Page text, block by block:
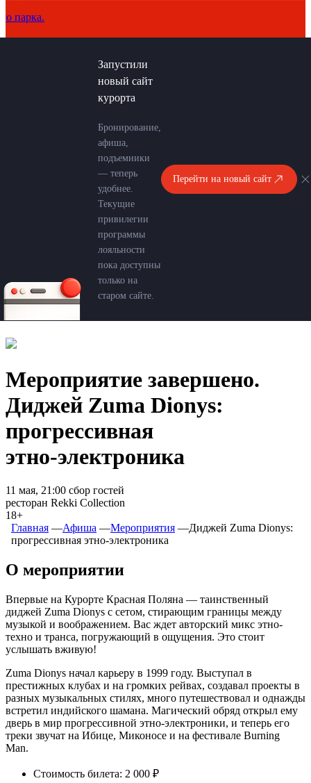
Запустили
новый сайт
курорта
Бронирование,
афиша,
подъемники
— теперь
удобнее.
Текущие
привилегии
программы
лояльности
пока доступны
только на
старом сайте.
Перейти на новый сайт
Мероприятие завершено.
Диджей Zuma Dionys:
прогрессивная
этно‑электроника
11 мая, 21:00 сбор гостей
ресторан Rekki Collection
18+
Главная ―Афиша ―Мероприятия ―Диджей Zuma Dionys:
прогрессивная этно‑электроника
О мероприятии
Впервые на Курорте Красная Поляна — таинственный
диджей Zuma Dionys с сетом, стирающим границы между
музыкой и воображением. Вас ждет авторский микс этно-
техно и транса, погружающий в ощущения. Это стоит
услышать вживую!
Zuma Dionys начал карьеру в 1999 году. Выступал в
престижных клубах и на громких рейвах, создавал проекты в
разных музыкальных стилях, много путешествовал и однажды
встретил индийского шамана. Магический обряд открыл ему
дверь в мир прогрессивной этно-электроники, и теперь его
треки звучат на Ибице, Миконосе и на фестивале Burning
Man.
Стоимость билета: 2 000 ₽